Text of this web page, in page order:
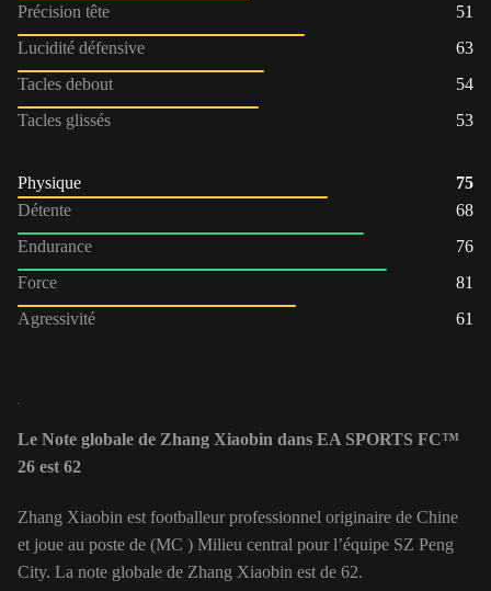
Précision tête
51
Lucidité défensive
63
Tacles debout
54
Tacles glissés
53
Physique
75
Détente
68
Endurance
76
Force
81
Agressivité
61
Le Note globale de Zhang Xiaobin dans EA SPORTS FC™
26 est 62
Zhang Xiaobin est footballeur professionnel originaire de Chine
et joue au poste de (MC ) Milieu central pour l’équipe SZ Peng
City. La note globale de Zhang Xiaobin est de 62.